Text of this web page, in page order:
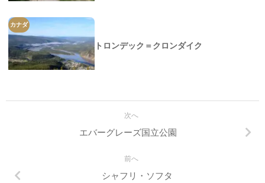
カナダ
トロンデック＝クロンダイク
次へ
エバーグレーズ国立公園
前へ
シャフリ・ソフタ